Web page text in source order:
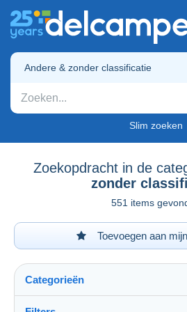
Andere & zonder classificatie
Slim zoeken
Zoekopdracht in de
zonder
551 items
Toevoegen aan
Categorieën